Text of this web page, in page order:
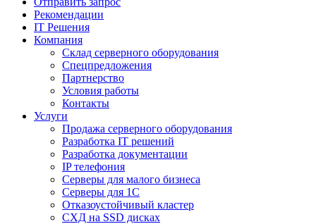
Рекомендации
IT Решения
Компания
Склад серверного оборудования
Спецпредложения
Партнерство
Условия работы
Контакты
Услуги
Продажа серверного оборудования
Разработка IT решений
Разработка документации
IP телефония
Серверы для малого бизнеса
Серверы для 1С
Отказоустойчивый кластер
СХД на SSD дисках